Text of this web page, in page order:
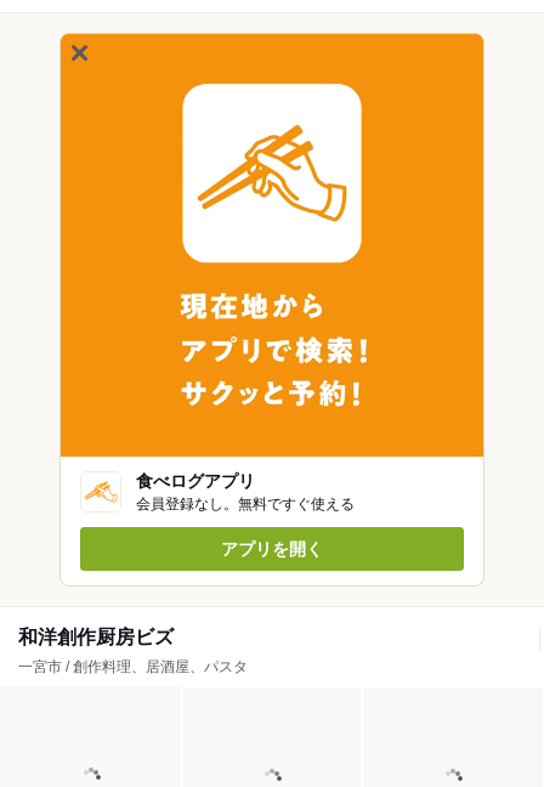
食べログアプリ
会員登録なし。無料ですぐ使える
アプリを開く
和洋創作厨房ビズ
一宮市 / 創作料理、居酒屋、パスタ